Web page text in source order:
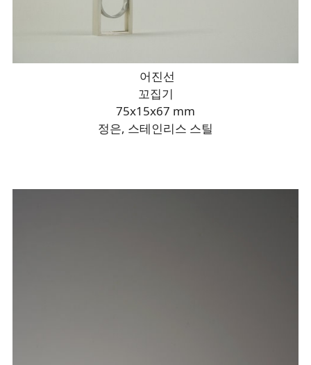
어진선
꼬집기
75x15x67 mm
정은, 스테인리스 스틸